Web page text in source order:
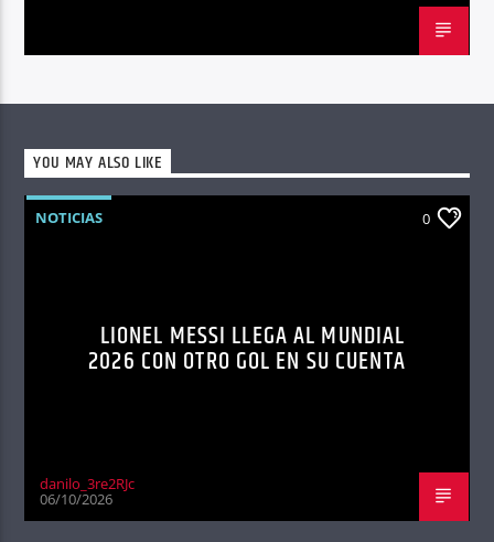
YOU MAY ALSO LIKE
NOTICIAS 0
LIONEL MESSI LLEGA AL MUNDIAL
2026 CON OTRO GOL EN SU CUENTA
danilo_3re2RJc
06/10/2026